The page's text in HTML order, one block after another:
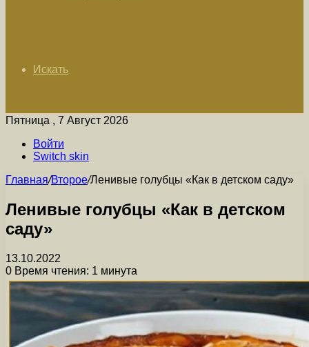
Искать
Пятница , 7 Август 2026
Войти
Switch skin
Главная/Второе/Ленивые голубцы «Как в детском саду»
Ленивые голубцы «Как в детском
саду»
13.10.2022
0 Время чтения: 1 минута